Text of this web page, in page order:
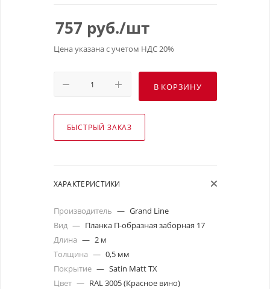
757 руб./шт
Цена указана с учетом НДС 20%
В КОРЗИНУ
БЫСТРЫЙ ЗАКАЗ
ХАРАКТЕРИСТИКИ
Производитель — Grand Line
Вид — Планка П-образная заборная 17
Длина — 2 м
Толщина — 0,5 мм
Покрытие — Satin Matt TX
Цвет — RAL 3005 (Красное вино)